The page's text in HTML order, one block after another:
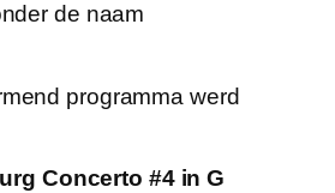
de naam
programma werd
Concerto #4 in G